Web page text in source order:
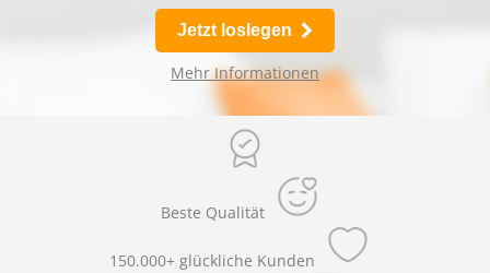
Jetzt loslegen
Mehr Informationen
Beste Qualität
150.000+ glückliche Kunden